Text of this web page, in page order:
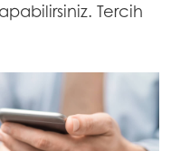
Tercih